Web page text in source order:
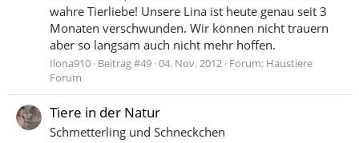
wahre Tierliebe! Unsere Lina ist heute genau seit 3
Monaten verschwunden. Wir können nicht trauern
aber so langsam auch nicht mehr hoffen.
Ilona910 Beitrag #49 04. Nov. 2012 Forum: Haustiere
Forum
Tiere in der Natur
Schmetterling und Schneckchen